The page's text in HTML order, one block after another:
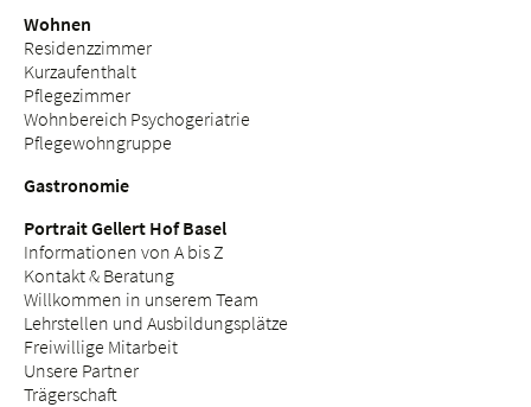
Wohnen
Residenzzimmer
Kurzaufenthalt
Pflegezimmer
Wohnbereich Psychogeriatrie
Pflegewohngruppe
Gastronomie
Portrait Gellert Hof Basel
Informationen von A bis Z
Kontakt & Beratung
Willkommen in unserem Team
Lehrstellen und Ausbildungsplätze
Freiwillige Mitarbeit
Unsere Partner
Trägerschaft